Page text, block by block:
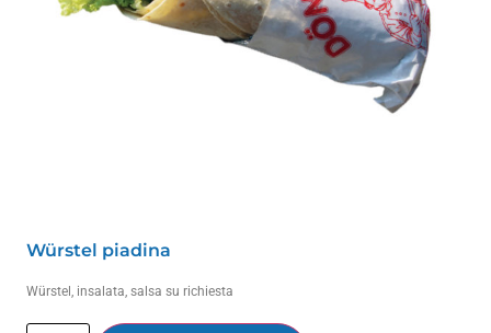
Würstel piadina
Würstel, insalata, salsa su richiesta